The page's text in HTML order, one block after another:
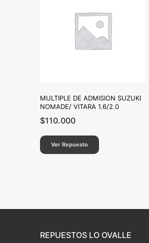
MULTIPLE DE ADMISION SUZUKI
NOMADE/ VITARA 1.6/2.0
$110.000
Ver Repuesto
REPUESTOS LO OVALLE